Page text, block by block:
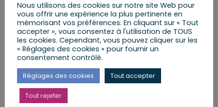
10h45| Permanence du député ou de son
équipe àGEUDERTHEIM
15h00 | Hémicycle de l’Assemblée
nationale |Suite des discussions sur les
retraites
nationale |Suite des discussions sur les
retraites
Nous utilisons des cookies sur notre site Web pour
vous offrir une expérience la plus pertinente en
mémorisant vos préférences. En cliquant sur « Tout
accepter », vous consentez à l'utilisation de TOUS
les cookies. Cependant, vous pouvez cliquer sur les
« Réglages des cookies » pour fournir un
consentement contrôlé.
Réglages des cookies Tout accepter
Tout rejeter